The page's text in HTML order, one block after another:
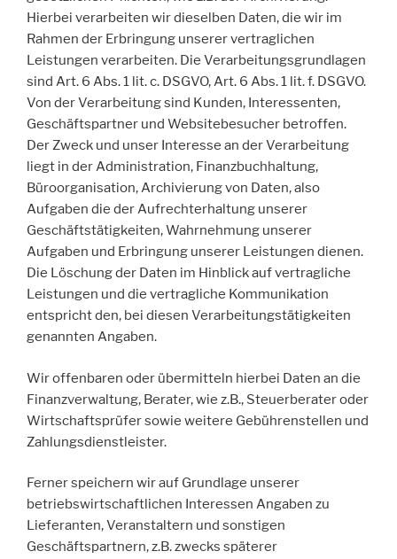
Hierbei verarbeiten wir dieselben Daten, die wir im
Rahmen der Erbringung unserer vertraglichen
Leistungen verarbeiten. Die Verarbeitungsgrundlagen
sind Art. 6 Abs. 1 lit. c. DSGVO, Art. 6 Abs. 1 lit. f. DSGVO.
Von der Verarbeitung sind Kunden, Interessenten,
Geschäftspartner und Websitebesucher betroffen.
Der Zweck und unser Interesse an der Verarbeitung
liegt in der Administration, Finanzbuchhaltung,
Büroorganisation, Archivierung von Daten, also
Aufgaben die der Aufrechterhaltung unserer
Geschäftstätigkeiten, Wahrnehmung unserer
Aufgaben und Erbringung unserer Leistungen dienen.
Die Löschung der Daten im Hinblick auf vertragliche
Leistungen und die vertragliche Kommunikation
entspricht den, bei diesen Verarbeitungstätigkeiten
genannten Angaben.
Wir offenbaren oder übermitteln hierbei Daten an die
Finanzverwaltung, Berater, wie z.B., Steuerberater oder
Wirtschaftsprüfer sowie weitere Gebührenstellen und
Zahlungsdienstleister.
Ferner speichern wir auf Grundlage unserer
betriebswirtschaftlichen Interessen Angaben zu
Lieferanten, Veranstaltern und sonstigen
Geschäftspartnern, z.B. zwecks späterer